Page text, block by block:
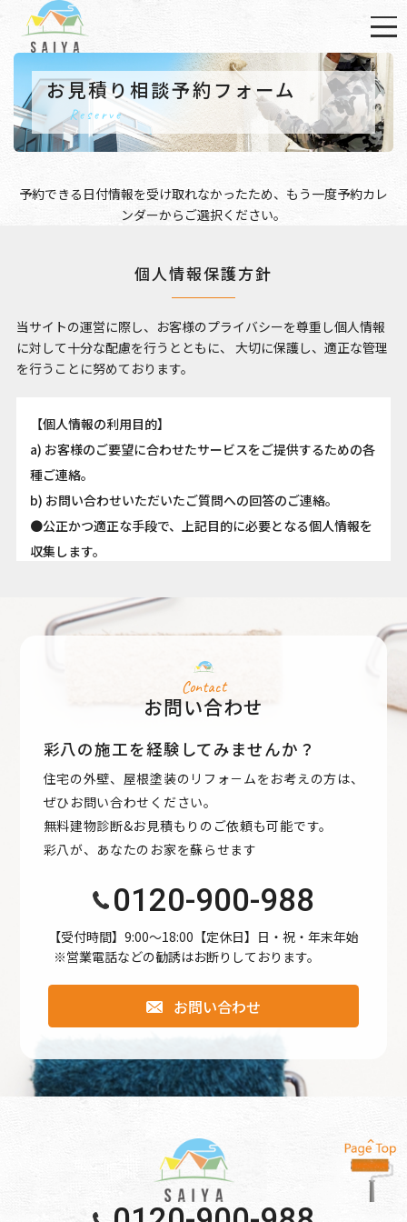
お見積り相談予約フォーム
Reserve
予約できる日付情報を受け取れなかったため、もう一度予約カレ
ンダーからご選択ください。
個人情報保護方針
当サイトの運営に際し、お客様のプライバシーを尊重し個人情報
に対して十分な配慮を行うとともに、 大切に保護し、適正な管理
を行うことに努めております。
【個人情報の利用目的】
a) お客様のご要望に合わせたサービスをご提供するための各
種ご連絡。
b) お問い合わせいただいたご質問への回答のご連絡。
●公正かつ適正な手段で、上記目的に必要となる個人情報を
収集します。
●取得した個人情報は、ご本人の同意なしに上記利用目的以
●情報が漏洩しないよう対策を講じ、従業員だけでなく委託
人の同意を得ずに第三者に情報を提供しません。
●ご本人からの求めに応じ、当該ご本人の個人情報を開示し
ます。
●公開された個人情報が事実と異なる場合、訂正や削除に応
じます。
●本個人情報保護方針は、当サイト内で適用されるもので
より良いサービスの提供、またユーザビリティの向上のた
め、Googleアナリティクスを使用し、当サイトの利用状況
「Cookie」を通じて、Googleがお客様のIPアドレスなどの
情報を収集する場合がありますが、「Cookie」で収集され
る情報は個人を特定できるものではありません。
収集されたデータはGoogleのプライバシーポリシーにおい
Contact
お問い合わせ
彩八の施工を経験してみませんか？
住宅の外壁、屋根塗装のリフォ－ムをお考えの方は、
ぜひお問い合わせください。
無料建物診断&お見積もりのご依頼も可能です。
彩八が、あなたのお家を蘇らせます
0120-900-988
【受付時間】9:00〜18:00【定休日】日・祝・年末年始
※営業電話などの勧誘はお断りしております。
お問い合わせ